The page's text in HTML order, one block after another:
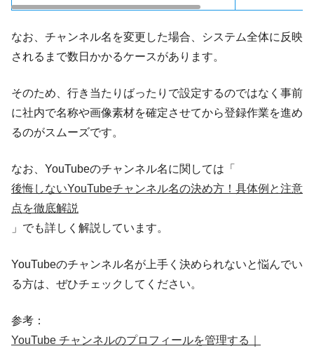
なお、チャンネル名を変更した場合、システム全体に反映
されるまで数日かかるケースがあります。
そのため、行き当たりばったりで設定するのではなく事前
に社内で名称や画像素材を確定させてから登録作業を進め
るのがスムーズです。
なお、YouTubeのチャンネル名に関しては「
後悔しないYouTubeチャンネル名の決め方！具体例と注意
点を徹底解説
」でも詳しく解説しています。
YouTubeのチャンネル名が上手く決められないと悩んでい
る方は、ぜひチェックしてください。
参考：
YouTube チャンネルのプロフィールを管理する｜